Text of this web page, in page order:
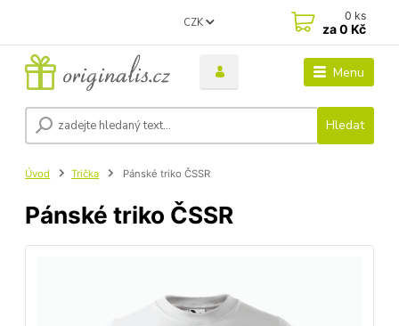
Menu
CZK
Hledat
0 ks
za0 Kč
Úvod Trička Pánské triko ČSSR
Pánské triko ČSSR